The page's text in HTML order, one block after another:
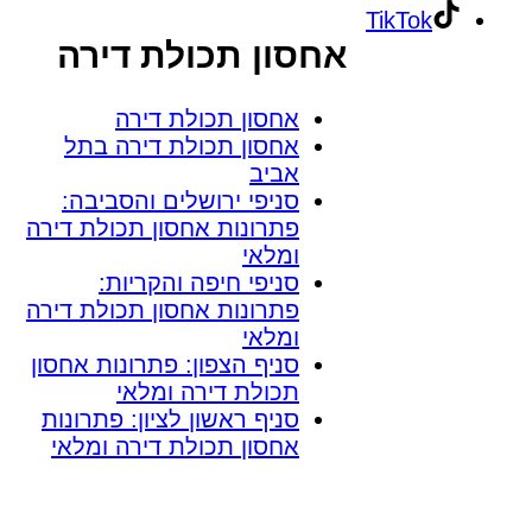
TikTok
אחסון תכולת דירה
אחסון תכולת דירה
אחסון תכולת דירה בתל
אביב
סניפי ירושלים והסביבה:
פתרונות אחסון תכולת דירה
ומלאי
סניפי חיפה והקריות:
פתרונות אחסון תכולת דירה
ומלאי
סניף הצפון: פתרונות אחסון
תכולת דירה ומלאי
סניף ראשון לציון: פתרונות
אחסון תכולת דירה ומלאי